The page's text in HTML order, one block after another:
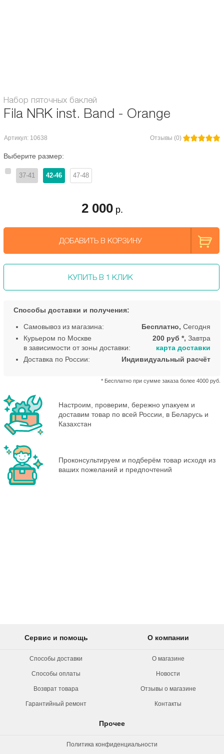
Набор пяточных баклей
Fila NRK inst. Band - Orange
Артикул: 10638 Отзывы (0)
Выберите размер:
37-41 42-46 47-48
2 000р.
ДОБАВИТЬ В КОРЗИНУ
КУПИТЬ В 1 КЛИК
Способы доставки и получения:
Самовывоз из магазина: Бесплатно, Сегодня
Курьером по Москве
в зависимости от зоны доставки:
200 руб *, Завтра
* Бесплатно при сумме заказа более 4000 руб.
карта доставки
Доставка по России:
Индивидуальный расчёт
Настроим, проверим, бережно упакуем и
доставим товар по всей России, в Беларусь и
Казахстан
Проконсультируем и подберём товар исходя из
ваших пожеланий и предпочтений
Сервис и помощь
Способы доставки
Способы оплаты
Возврат товара
Гарантийный ремонт
О компании
О магазине
Новости
Отзывы о магазине
Контакты
Прочее
Политика конфиденциальности